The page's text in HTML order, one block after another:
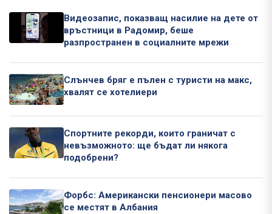
Видеозапис, показващ насилие на дете от
връстници в Радомир, беше
разпространен в социалните мрежи
Слънчев бряг е пълен с туристи на макс,
хвалят се хотелиери
Спортните рекорди, които граничат с
невъзможното: ще бъдат ли някога
подобрени?
Форбс: Американски пенсионери масово
се местят в Албания